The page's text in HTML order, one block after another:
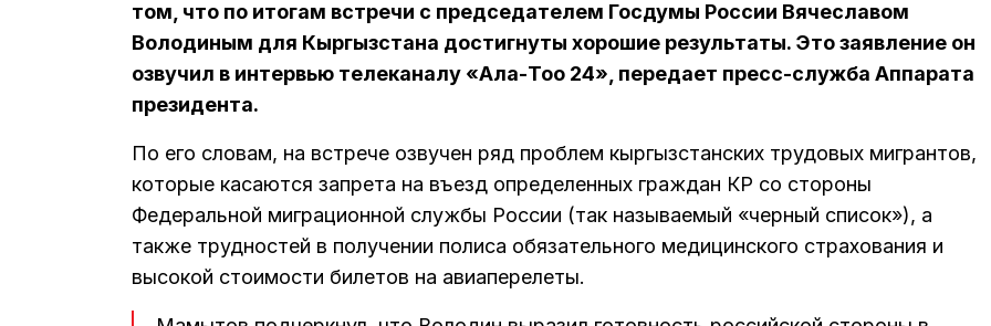
том, что по итогам встречи с председателем Госдумы России Вячеславом
Володиным для Кыргызстана достигнуты хорошие результаты. Это заявление он
озвучил в интервью телеканалу «Ала-Тоо 24», передает пресс-служба Аппарата
президента.
По его словам, на встрече озвучен ряд проблем кыргызстанских трудовых мигрантов,
которые касаются запрета на въезд определенных граждан КР со стороны
Федеральной миграционной службы России (так называемый «черный список»), а
также трудностей в получении полиса обязательного медицинского страхования и
высокой стоимости билетов на авиаперелеты.